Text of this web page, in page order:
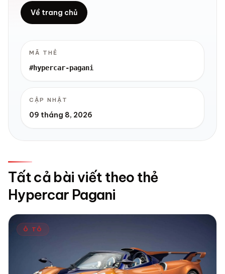
Về trang chủ
MÃ THẺ
#hypercar-pagani
CẬP NHẬT
09 tháng 8, 2026
Tất cả bài viết theo thẻ
Hypercar Pagani
Ô TÔ